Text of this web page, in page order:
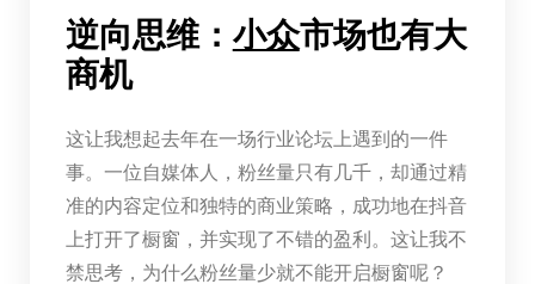
逆向思维： 小众市场也有大
商机
这让我想起去年在一场行业论坛上遇到的一件
事。一位自媒体人，粉丝量只有几千，却通过精
准的内容定位和独特的商业策略，成功地在抖音
上打开了橱窗，并实现了不错的盈利。这让我不
禁思考，为什么粉丝量少就不能开启橱窗呢？